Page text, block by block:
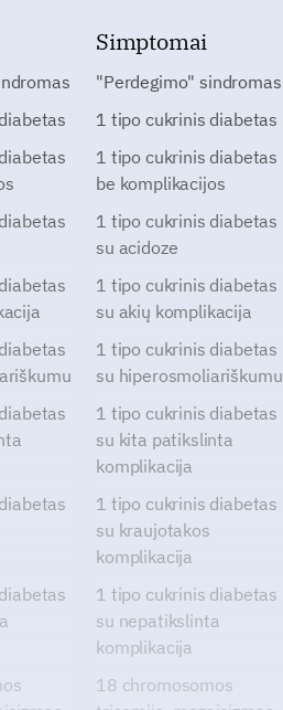
Simptomai
"Perdegimo" sindromas
1 tipo cukrinis diabetas
1 tipo cukrinis diabetas
be komplikacijos
1 tipo cukrinis diabetas
su acidoze
1 tipo cukrinis diabetas
su akių komplikacija
1 tipo cukrinis diabetas
su hiperosmoliariškumu
1 tipo cukrinis diabetas
su kita patikslinta
komplikacija
1 tipo cukrinis diabetas
su kraujotakos
komplikacija
1 tipo cukrinis diabetas
su nepatikslinta
komplikacija
18 chromosomos